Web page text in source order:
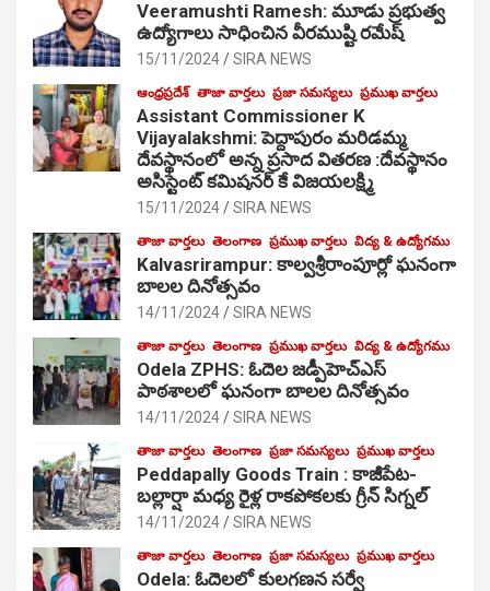
Veeramushti Ramesh: మూడు ప్రభుత్వ
ఉద్యోగాలు సాధించిన వీరముష్టి రమేష్
15/11/2024 SIRA NEWS
ఆంధ్రప్రదేశ్ తాజా వార్తలు ప్రజా సమస్యలు ప్రముఖ వార్తలు
Assistant Commissioner K
Vijayalakshmi: పెద్దాపురం మరిడమ్మ
దేవస్థానంలో అన్న ప్రసాద వితరణ :దేవస్థానం
అసిస్టెంట్ కమిషనర్ కే విజయలక్ష్మి
15/11/2024 SIRA NEWS
తాజా వార్తలు తెలంగాణ ప్రముఖ వార్తలు విద్య & ఉద్యోగము
Kalvasrirampur: కాల్వశ్రీరాంపూర్లో ఘనంగా
బాలల దినోత్సవం
14/11/2024 SIRA NEWS
తాజా వార్తలు తెలంగాణ ప్రముఖ వార్తలు విద్య & ఉద్యోగము
Odela ZPHS: ఓదెల జ‌డ్పీహెచ్ఎస్
పాఠ‌శాల‌లో ఘనంగా బాలల దినోత్సవం
14/11/2024 SIRA NEWS
తాజా వార్తలు తెలంగాణ ప్రజా సమస్యలు ప్రముఖ వార్తలు
Peddapally Goods Train : కాజీపేట-
బల్లార్షా మధ్య రైళ్ల రాకపోకలకు గ్రీన్ సిగ్నల్
14/11/2024 SIRA NEWS
తాజా వార్తలు తెలంగాణ ప్రజా సమస్యలు ప్రముఖ వార్తలు
Odela: ఓదెలలో కులగణన సర్వే